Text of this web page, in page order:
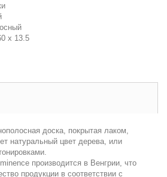
x 13.5
доска, покрытая лаком,
натуральный цвет дерева, или
производится в Венгрии, что
продукции в соответствии с